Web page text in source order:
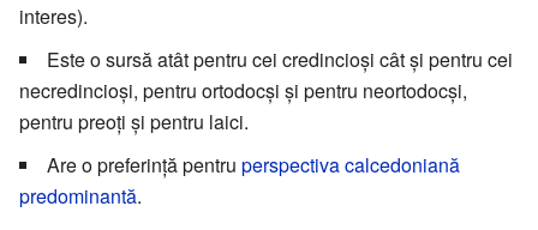
interes).
Este o sursă atât pentru cei credincioși cât și pentru cei
necredincioși, pentru ortodocși și pentru neortodocși,
pentru preoți și pentru laici.
Are o preferință pentru perspectiva calcedoniană
predominantă.